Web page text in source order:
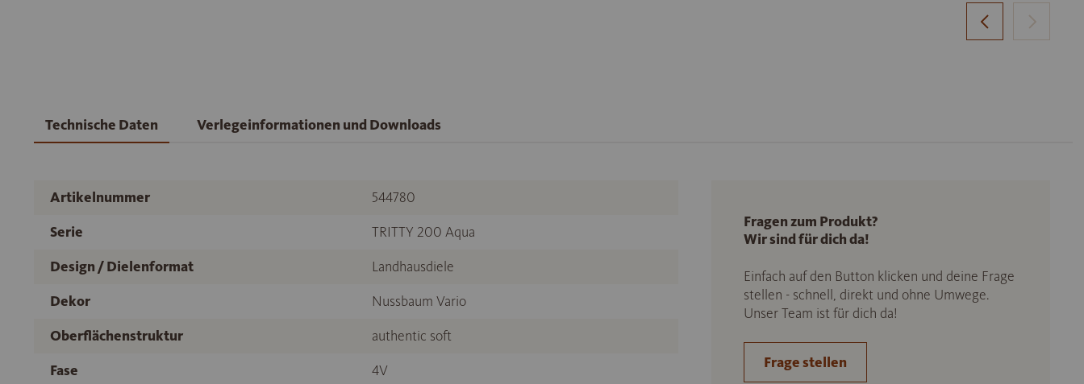
Technische Daten Verlegeinformationen und Downloads
Artikelnummer
544780
Serie
TRITTY 200 Aqua
Design / Dielenformat
Landhausdiele
Dekor
Nussbaum Vario
Oberflächenstruktur
authentic soft
Fase
4V
Fragen zum Produkt?
Wir sind für dich da!
Einfach auf den Button klicken und deine Frage
stellen - schnell, direkt und ohne Umwege.
Unser Team ist für dich da!
Frage stellen